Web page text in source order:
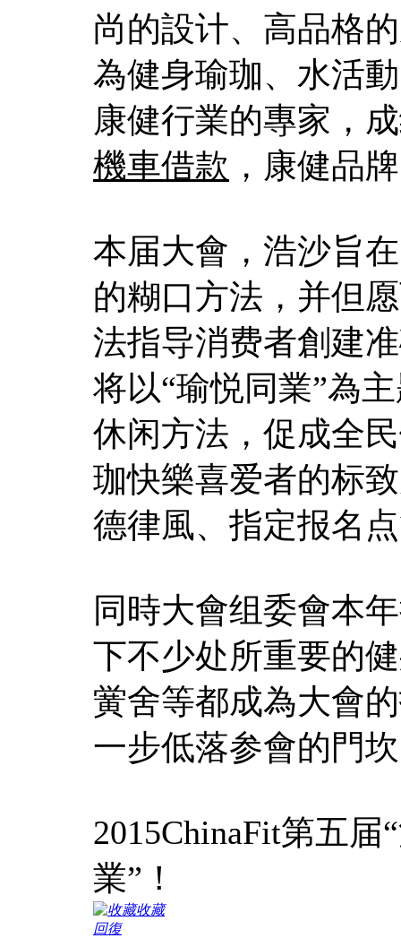
尚的設计、高品格
為健身瑜珈、水活
康健行業的專家，
機車借款 ，康健品
本届大會，浩沙旨
的糊口方法，并但
法指导消费者創建
将以“瑜悦同業”為
休闲方法，促成全
珈快樂喜爱者的标
德律風、指定报名
同時大會组委會本
下不少处所重要的
黉舍等都成為大會
一步低落参會的門
2015ChinaFit第五
業”！
收藏
回復